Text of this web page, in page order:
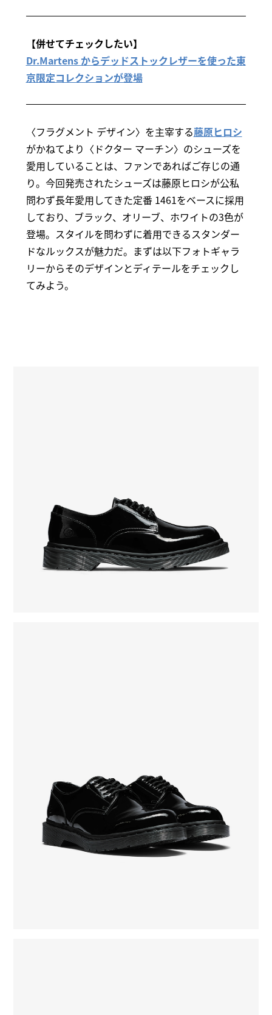
【併せてチェックしたい】
Dr.Martens からデッドストックレザーを使った東
京限定コレクションが登場
〈フラグメント デザイン〉を主宰する藤原ヒロシ
がかねてより〈ドクター マーチン〉のシューズを
愛用していることは、ファンであればご存じの通
り。今回発売されたシューズは藤原ヒロシが公私
問わず長年愛用してきた定番 1461をベースに採用
しており、ブラック、オリーブ、ホワイトの3色が
登場。スタイルを問わずに着用できるスタンダー
ドなルックスが魅力だ。まずは以下フォトギャラ
リーからそのデザインとディテールをチェックし
てみよう。